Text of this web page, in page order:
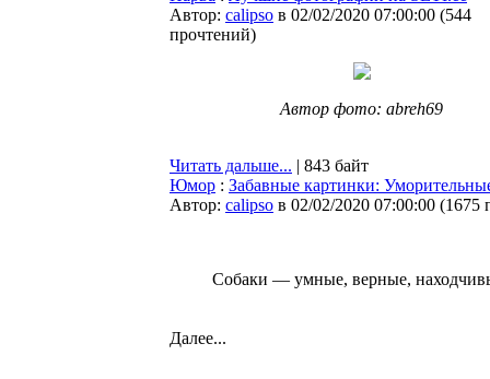
Автор: calipso в 02/02/2020 07:00:00 (544
прочтений)
Автор фото: abreh69
Читать дальше... | 843 байт
Юмор : Забавные картинки:
Автор: calipso в 02/02/2020 07:00:00 (1675
Собаки — умные, верные,
Далее...